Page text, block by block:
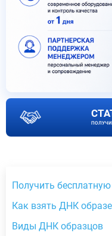
Получить
Как взять ДНК
Виды ДНК образцов